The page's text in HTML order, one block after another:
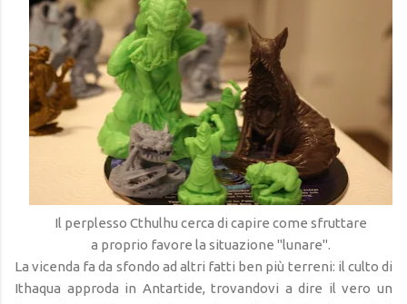
Il perplesso Cthulhu cerca di capire come sfruttare
a proprio favore la situazione "lunare".
La vicenda fa da sfondo ad altri fatti ben più terreni: il culto di
Ithaqua approda in Antartide, trovandovi a dire il vero un